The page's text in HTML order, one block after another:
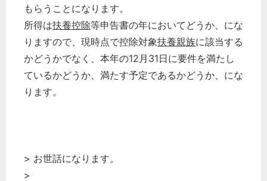
もらうことになります。
所得は扶養控除等申告書の年においてどうか、にな
りますので、現時点で控除対象扶養親族に該当する
かどうかでなく、本年の12月31日に要件を満たし
ているかどうか、満たす予定であるかどうか、にな
ります。
> お世話になります。
>